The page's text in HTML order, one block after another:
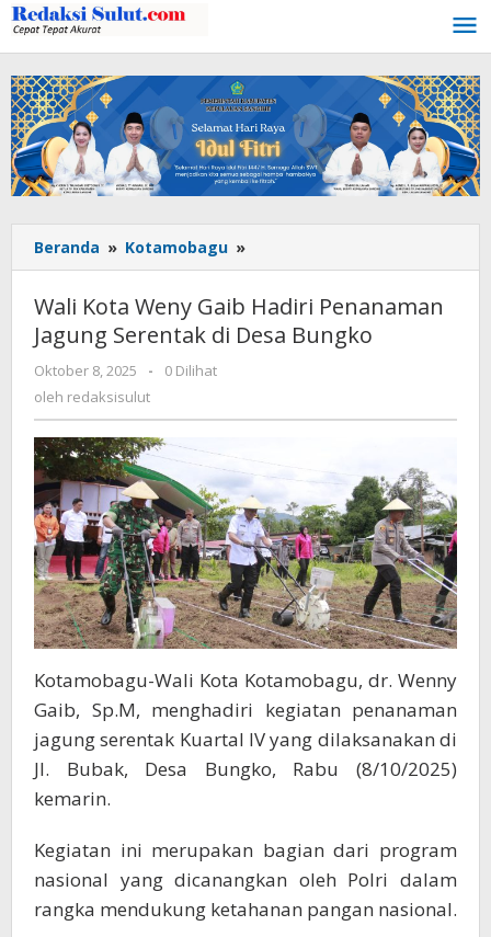
Lewati
ke
konten
Beranda » Kotamobagu »
Kota
Weny
Gaib
Hadiri
Bungko
Wali Kota Weny Gaib Hadiri Penanaman
Jagung Serentak di Desa Bungko
Oktober 8, 2025
oleh
redaksisulut
-
0 Dilihat
oleh redaksisulut
Kotamobagu-Wali Kota Kotamobagu, dr. Wenny
Gaib, Sp.M, menghadiri kegiatan penanaman
jagung serentak Kuartal IV yang dilaksanakan di
Jl. Bubak, Desa Bungko, Rabu (8/10/2025)
kemarin.
Kegiatan ini merupakan bagian dari program
nasional yang dicanangkan oleh Polri dalam
rangka mendukung ketahanan pangan nasional.